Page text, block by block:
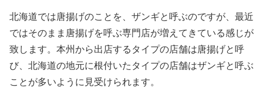
北海道では唐揚げのことを、ザンギと呼ぶのですが、最近
ではそのまま唐揚げを呼ぶ専門店が増えてきている感じが
致します。本州から出店するタイプの店舗は唐揚げと呼
び、北海道の地元に根付いたタイプの店舗はザンギと呼ぶ
ことが多いように見受けられます。